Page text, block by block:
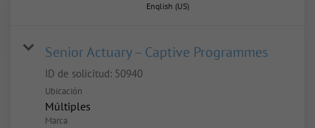
English (US)
Senior Actuary – Captive Programmes
ID de solicitud: 50940
Ubicación
Múltiples
Marca